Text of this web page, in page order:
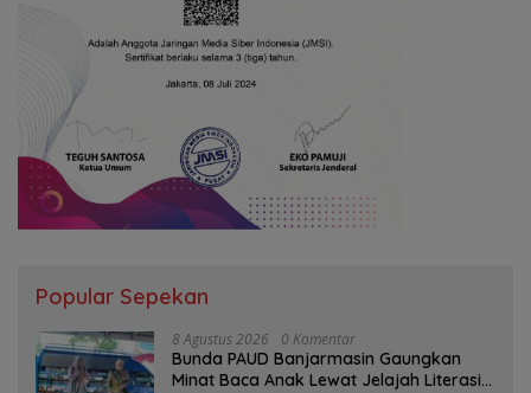
Popular Sepekan
8 Agustus 2026 0 Komentar
Bunda PAUD Banjarmasin Gaungkan
Minat Baca Anak Lewat Jelajah Literasi